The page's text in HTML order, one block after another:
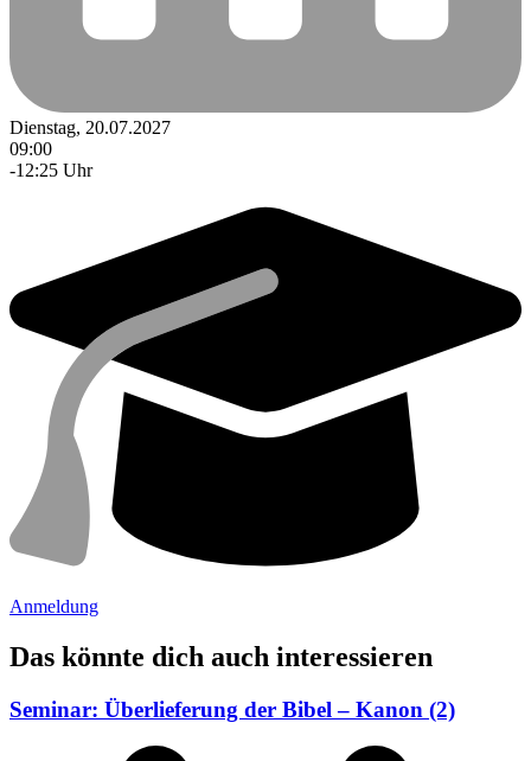
Dienstag, 20.07.2027
09:00
-12:25 Uhr
Anmeldung
Das könnte dich auch interessieren
Seminar: Überlieferung der Bibel – Kanon (2)